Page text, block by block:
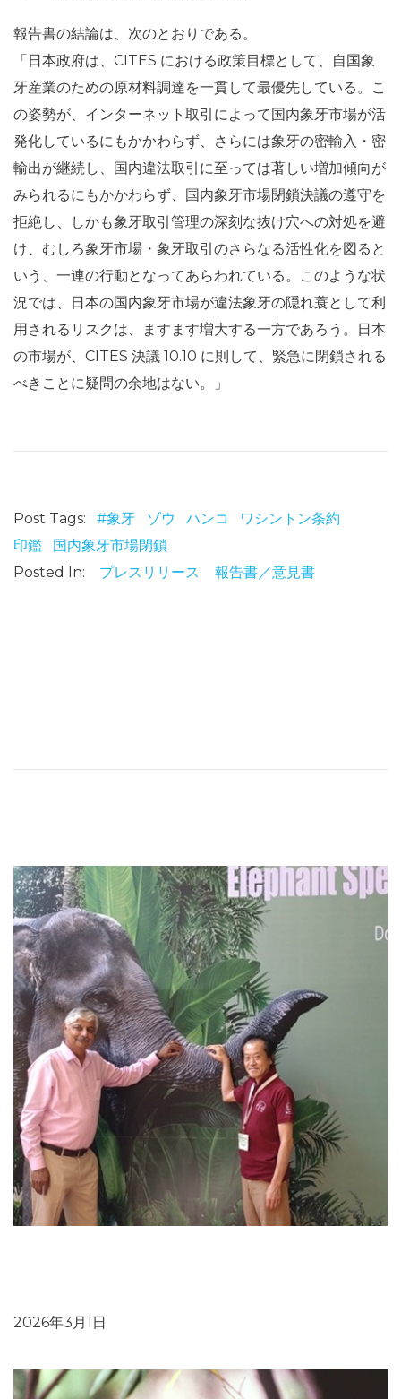
報告書の結論は、次のとおりである。
「日本政府は、CITES における政策目標として、自国象
牙産業のための原材料調達を一貫して最優先している。こ
の姿勢が、インターネット取引によって国内象牙市場が活
発化しているにもかかわらず、さらには象牙の密輸入・密
輸出が継続し、国内違法取引に至っては著しい増加傾向が
みられるにもかかわらず、国内象牙市場閉鎖決議の遵守を
拒絶し、しかも象牙取引管理の深刻な抜け穴への対処を避
け、むしろ象牙市場・象牙取引のさらなる活性化を図ると
いう、一連の行動となってあらわれている。このような状
況では、日本の国内象牙市場が違法象牙の隠れ蓑として利
用されるリスクは、ますます増大する一方であろう。日本
の市場が、CITES 決議 10.10 に則して、緊急に閉鎖される
べきことに疑問の余地はない。」
Post Tags: #象牙 ゾウ ハンコ
ワシントン条約
印鑑
国内象牙市場閉鎖
Posted In:
プレスリリース 報告書／意見書
2026年3月1日